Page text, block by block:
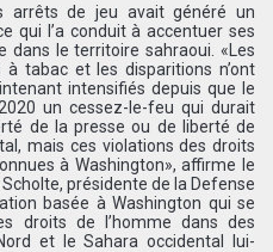
arrêts de jeu avait généré un
qui l’a conduit à accentuer ses
dans le territoire sahraoui. «Les
tabac et les disparitions n’ont
intensifiés depuis que le
un cessez-le-feu qui durait
de la presse ou de liberté de
mais ces violations des droits
à Washington», affirme le
présidente de la Defense
basée à Washington qui se
droits de l’homme dans des
et le Sahara occidental lui-